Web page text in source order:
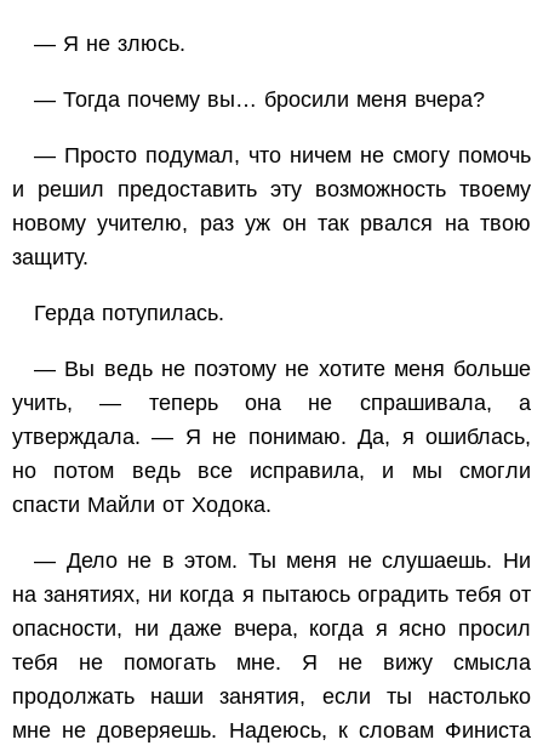
— Я не злюсь.
— Тогда почему вы… бросили меня вчера?
— Просто подумал, что ничем не смогу помочь
и решил предоставить эту возможность твоему
новому учителю, раз уж он так рвался на твою
защиту.
Герда потупилась.
— Вы ведь не поэтому не хотите меня больше
учить, — теперь она не спрашивала, а
утверждала. — Я не понимаю. Да, я ошиблась,
но потом ведь все исправила, и мы смогли
спасти Майли от Ходока.
— Дело не в этом. Ты меня не слушаешь. Ни
на занятиях, ни когда я пытаюсь оградить тебя от
опасности, ни даже вчера, когда я ясно просил
тебя не помогать мне. Я не вижу смысла
продолжать наши занятия, если ты настолько
мне не доверяешь. Надеюсь, к словам Финиста